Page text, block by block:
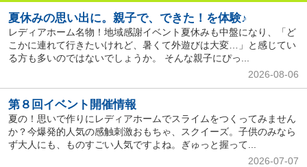
夏休みの思い出に。親子で、できた！を体験♪
レディアホーム名物！地域感謝イベント夏休みも中盤になり、「ど
こかに連れて行きたいけれど、暑くて外遊びは大変…」と感じてい
る方も多いのではないでしょうか。 そんな親子にぴっ...
2026-08-06
第８回イベント開催情報
夏の！思いで作りにレディアホームでスライムをつくってみません
か？今爆発的人気の感触刺激おもちゃ、スクイーズ。子供のみなら
ず大人にも、ものすごい人気ですよね。ぎゅっと握って...
2026-07-07